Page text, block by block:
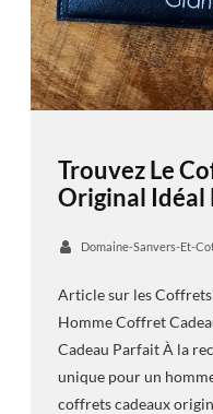
Trouvez Le
Original Idéal
Domaine-Sanvers-Et-
Article sur les
Homme Coffret
Cadeau Parfait À la
unique pour un
coffrets cadeaux